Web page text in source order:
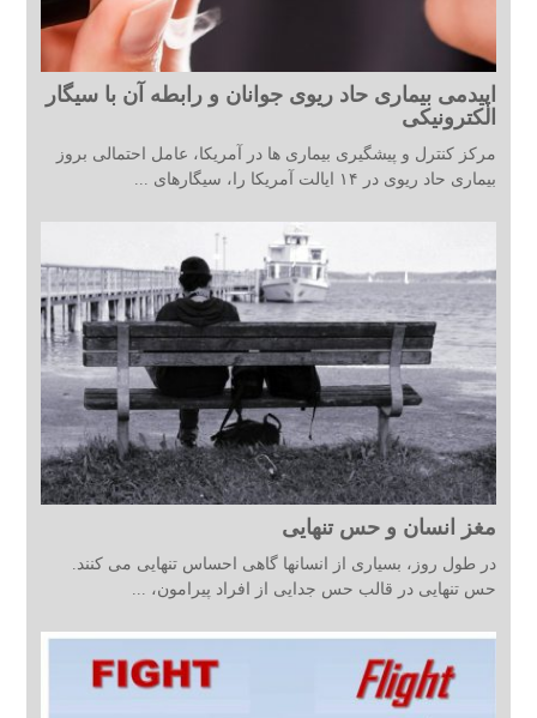
اپیدمی بیماری حاد ریوی جوانان و رابطه آن با سیگار
الکترونیکی
مرکز کنترل و پیشگیری بیماری ها در آمریکا، عامل احتمالی بروز
بیماری حاد ریوی در ۱۴ ایالت آمریکا را، سیگارهای ...
مغز انسان و حس تنهایی
در طول روز، بسیاری از انسانها گاهی احساس تنهایی می کنند.
حس تنهایی در قالب حس جدایی از افراد پیرامون، ...